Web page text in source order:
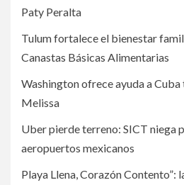
Paty Peralta
Tulum fortalece el bienestar
Canastas Básicas Alimentarias
Washington ofrece ayuda a Cuba
Melissa
Uber pierde terreno: SICT niega
aeropuertos mexicanos
Playa Llena, Corazón Contento”: